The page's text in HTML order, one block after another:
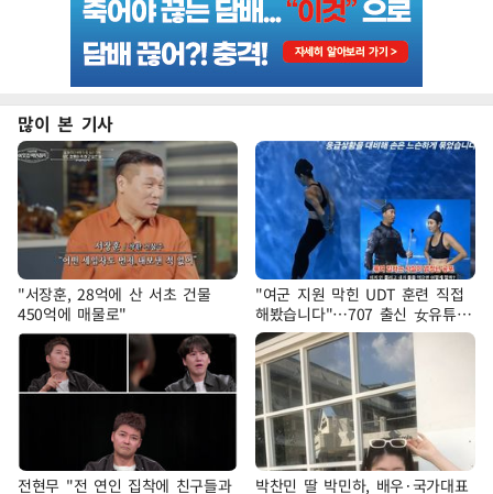
많이 본 기사
"서장훈, 28억에 산 서초 건물
450억에 매물로"
"여군 지원 막힌 UDT 훈련 직접
해봤습니다"…707 출신 女유튜버
'완벽 소화'
전현무 "전 연인 집착에 친구들과 박찬민 딸 박민하, 배우·국가대표